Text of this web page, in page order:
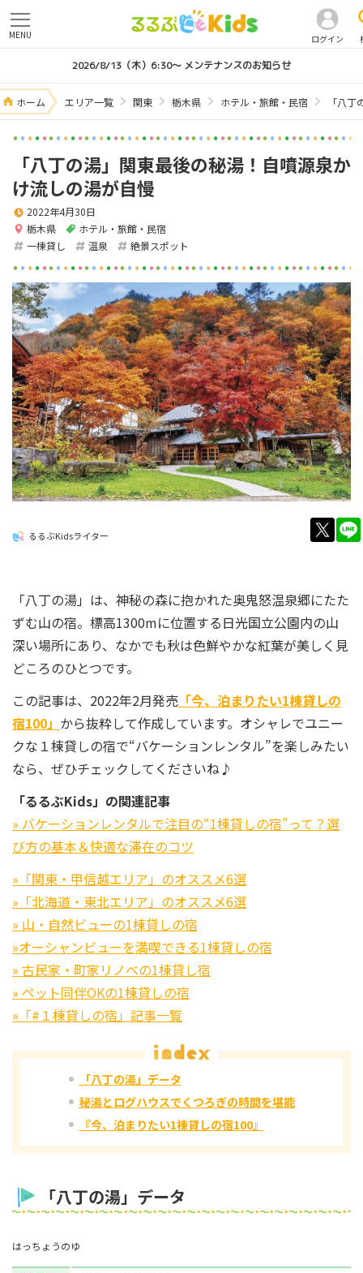
ログイン
MENU
2026/8/13（木）6:30～ メンテナンスのお知らせ
ホーム エリア一覧 関東 栃木県 ホテル・旅館・民宿 「八
「八丁の湯」関東最後の秘湯！自噴源泉か
け流しの湯が自慢
栃木県 ホテル・旅館・民宿
2022年4月30日
一棟貸し 温泉 絶景スポット
るるぶKidsライター
「八丁の湯」は、神秘の森に抱かれた奥鬼怒温泉郷にたた
ずむ山の宿。標高1300mに位置する日光国立公園内の山
深い場所にあり、なかでも秋は色鮮やかな紅葉が美しく見
どころのひとつです。
この記事は、2022年2月発売 「今、泊まりたい1棟貸しの
宿100」 から抜粋して作成しています。オシャレでユニー
クな１棟貸しの宿で“バケーションレンタル”を楽しみたい
なら、ぜひチェックしてくださいね♪
「るるぶKids」の関連記事
» バケーションレンタルで注目の“1棟貸しの宿”って？選
び方の基本＆快適な滞在のコツ
»「関東・甲信越エリア」のオススメ6選
»「北海道・東北エリア」のオススメ6選
» 山・自然ビューの1棟貸しの宿
»オーシャンビューを満喫できる1棟貸しの宿
» 古民家・町家リノベの1棟貸し宿
» ペット同伴OKの1棟貸しの宿
»「#１棟貸しの宿」記事一覧
「八丁の湯」データ
秘湯とログハウスでくつろぎの時間を堪能
『今、泊まりたい1棟貸しの宿100』
「八丁の湯」データ
はっちょうのゆ